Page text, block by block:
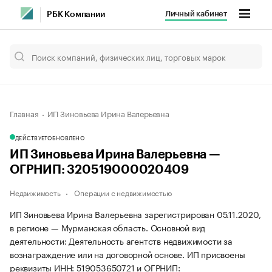
РБК Компании Личный кабинет
Главная ИП Зиновьева Ирина Валерьевна
ДЕЙСТВУЕТОБНОВЛЕНО
ИП Зиновьева Ирина Валерьевна —
ОГРНИП: 320519000020409
Недвижимость Операции с недвижимостью
ИП Зиновьева Ирина Валерьевна зарегистрирован 05.11.2020,
в регионе — Мурманская область. Основной вид
деятельности: Деятельность агентств недвижимости за
вознаграждение или на договорной основе. ИП присвоены
реквизиты ИНН: 519053650721 и ОГРНИП: